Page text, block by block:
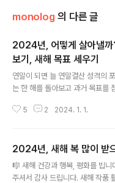
monolog 의 다른 글
2024년, 어떻게 살아낼까
보기, 새해 목표 세우기
연말이 되면 늘 연말결산 성격의
는 한 해를 돌아보고 과거 목표를
보다도 자신과의 약속을 공언하려
독의 끄트머리에 휴식이 간절한 저
이 하나 눈에 띕니다. 맞아, 내가
nyong.tistory.com/6536 2022
5 2 2024. 1. 1.
2024년, 새해 복 많이 받
🎼 새해 건강과 행복, 평화를 빕니
주셔서 감사 드립니다. 새해 작품